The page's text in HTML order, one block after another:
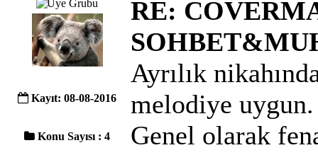
Kayıt: 08-08-2016
Konu Sayısı : 4
RE:
Ayrılık
melodiye uygun.
Genel olarak